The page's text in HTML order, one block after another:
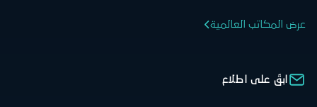
عرض المكاتب العالمية
ابقَ على اطلاع